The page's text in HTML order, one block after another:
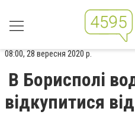
08:00, 28 вересня 2020 р.
В Борисполі
відкупитися